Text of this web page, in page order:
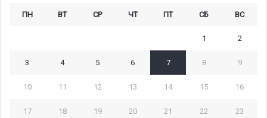
ПН ВТ СР ЧТ ПТ СБ ВС
1 2
3 4 5 6 7 8 9
10 11 12 13 14 15 16
17 18 19 20 21 22 23